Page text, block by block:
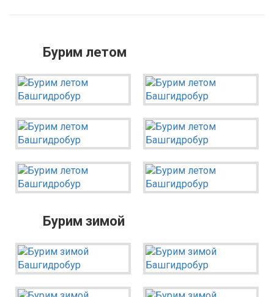
Аургазинский район
Бакалинский район
Бирский район
Благоварский район
Благовещенский район
Гафурийский район
Дюртюлинский район
Иглинский район
Кармаскалинский район
Кушнаренковский район
Бурим летом
Бурим зимой